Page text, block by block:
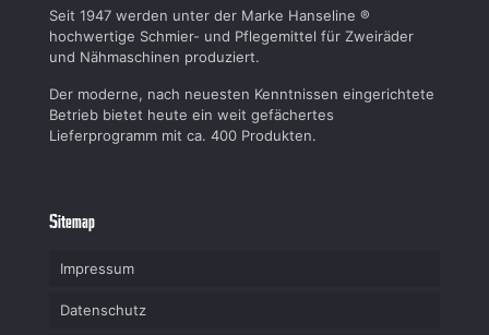
Seit 1947 werden unter der Marke Hanseline ®
hochwertige Schmier- und Pflegemittel für Zweiräder
und Nähmaschinen produziert.
Der moderne, nach neuesten Kenntnissen eingerichtete
Betrieb bietet heute ein weit gefächertes
Lieferprogramm mit ca. 400 Produkten.
Sitemap
Impressum
Datenschutz